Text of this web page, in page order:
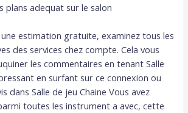
plans adequat sur le salon
estimation gratuite, examinez tous les
des services chez compte. Cela vous
les commentaires en tenant Salle
en surfant sur ce connexion ou
dans Salle de jeu Chaine Vous avez
toutes les instrument a avec, cette